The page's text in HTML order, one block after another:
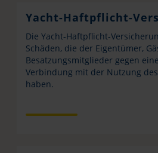
Yacht-Haftpflicht-
Die Yacht-Haftpflicht-
Schäden, die der Eigentümer,
Besatzungsmitglieder gegen
Verbindung mit der Nutzung
haben.